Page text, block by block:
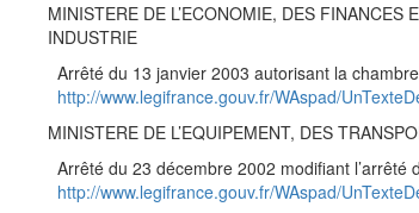
MINISTERE DE L’ECONOMIE, DES FINANCES
INDUSTRIE
Arrêté du 13 janvier 2003 autorisant la
http://www.legifrance.gouv.fr/WAspad/
MINISTERE DE L’EQUIPEMENT, DES
Arrêté du 23 décembre 2002 modifiant l’arrêté
http://www.legifrance.gouv.fr/WAspad/